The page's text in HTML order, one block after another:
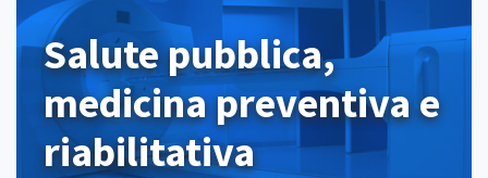
Salute pubblica,
medicina preventiva e
riabilitativa